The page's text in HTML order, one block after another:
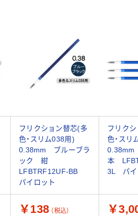
フリクション替芯(多
色・スリム038用)
0.38mm ブルーブラ
ック 紺
LFBTRF12UF-BB
パイロット
フリク
色・ス
本
3L パイ
￥138 （税込） ￥